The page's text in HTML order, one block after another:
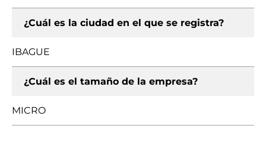
¿Cuál es la ciudad en el que se registra?
IBAGUE
¿Cuál es el tamaño de la empresa?
MICRO